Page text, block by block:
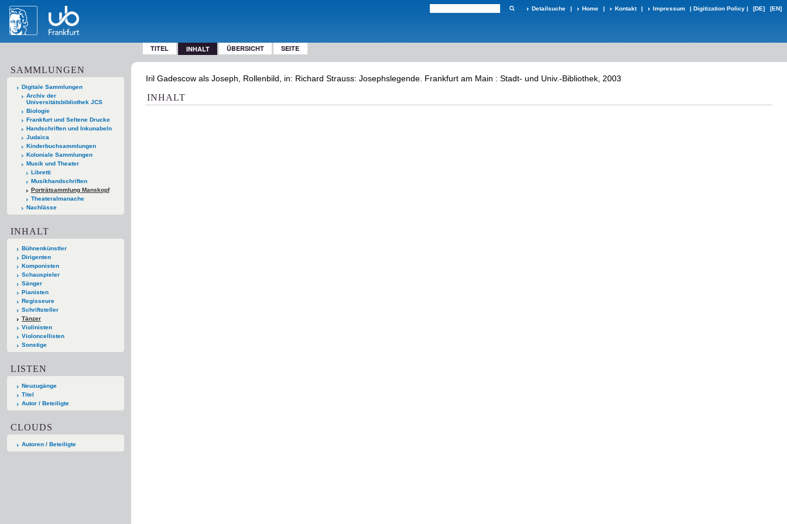
Detailsuche | Home | Kontakt | Impressum | Digitization Policy | [DE] [EN]
TITEL INHALT ÜBERSICHT SEITE
SAMMLUNGEN
Digitale Sammlungen
Archiv der
Universitätsbibliothek JCS
Biologie
Frankfurt und Seltene Drucke
Handschriften und Inkunabeln
Judaica
Kinderbuchsammlungen
Koloniale Sammlungen
Musik und Theater
Libretti
Musikhandschriften
Porträtsammlung Manskopf
Theateralmanache
Nachlässe
INHALT
Bühnenkünstler
Dirigenten
Komponisten
Schauspieler
Sänger
Pianisten
Regisseure
Schriftsteller
Tänzer
Violinisten
Violoncellisten
Sonstige
LISTEN
Neuzugänge
Titel
Autor / Beteiligte
CLOUDS
Autoren / Beteiligte
Iril Gadescow als Joseph, Rollenbild, in: Richard Strauss: Josephslegende. Frankfurt am Main : Stadt- und Univ.-Bibliothek, 2003
INHALT